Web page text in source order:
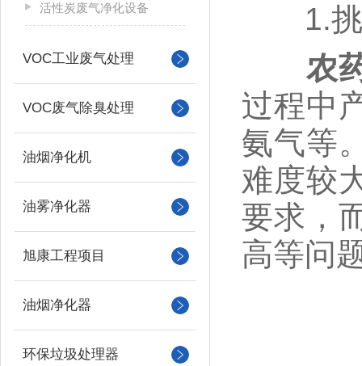
活性炭废气净化设备
VOC工业废气处理
VOC废气除臭处理
油烟净化机
油雾净化器
旭康工程项目
油烟净化器
环保垃圾处理器
1.挑
农
过程中
氨气等
难度较
要求，
高等问